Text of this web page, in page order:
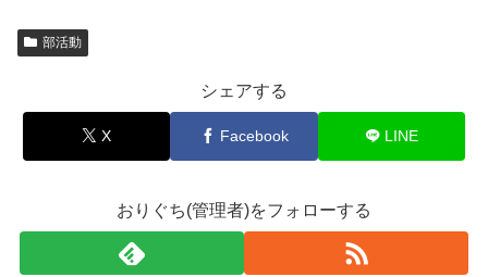
部活動
シェアする
X Facebook LINE
おりぐち(管理者)をフォローする